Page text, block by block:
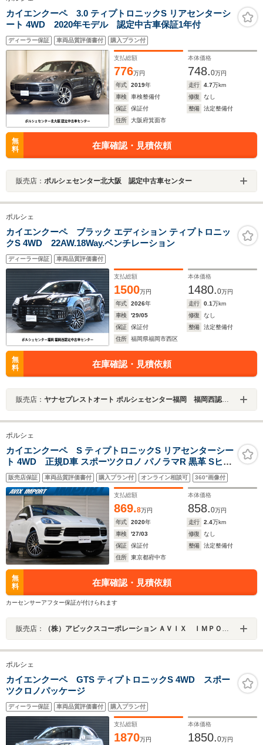
カイエンクーペ 3.0 ティプトロニックS リアセンターシ
ート 4WD 2020年モデル 認定中古車保証1年付
ディーラー保証 車両品質評価書付 購入プラン付
支払総額
776万円
本体価格
748.0万円
年式
2019年 走行 4.7万km
車検
車検整備付 修復
なし
保証
保証付 整備
法定整備付
住所
大阪府箕面市
無
料
在庫確認・見積依頼
販売店： ポルシェセンター北大阪 認定中古車センター
ポルシェ
カイエンクーペ ブラック エディション ティプトロニッ
クS 4WD 22AW.18Way.ベンチレーション
ディーラー保証 車両品質評価書付
支払総額
1500万円
本体価格
1480.0万円
年式
2026年 走行 0.1万km
車検
'29/05 修復
なし
保証
保証付 整備
法定整備付
住所
福岡県福岡市西区
無
料
在庫確認・見積依頼
販売店： ヤナセプレストオート ポルシェセンター福岡 福岡西認定中古車センター
ポルシェ
カイエンクーペ S ティプトロニックS リアセンターシー
ト 4WD 正規D車 スポーツクロノ パノラマR 黒革 Sヒー
ター 5人乗り PCMナビ BOSE アンビエントライト 全周
C&PAS ACC&LCA&LDW LEDヘッドライト(PDLS付) エ
ントリーD ソフトクローズ スポーツテールパイプ PASM
純正21AW
販売店保証 車両品質評価書付 購入プラン付 オンライン相談可 360°画像付
支払総額
869.8万円
本体価格
858.0万円
年式
2020年 走行 2.4万km
車検
'27/03 修復
なし
保証
保証付 整備
法定整備付
住所
東京都府中市
無
料
在庫確認・見積依頼
カーセンサーアフター保証が付けられます
販売店： （株）アビックスコーポレーション ＡＶＩＸ ＩＭＰＯＲＴ 府中店
ポルシェ
カイエンクーペ GTS ティプトロニックS 4WD スポー
ツクロノパッケージ
ディーラー保証 車両品質評価書付 購入プラン付
支払総額
1870万円
本体価格
1850.0万円